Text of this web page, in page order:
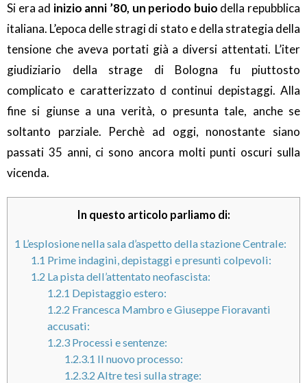
Si era ad inizio anni ’80, un periodo buio della repubblica
italiana. L’epoca delle stragi di stato e della strategia della
tensione che aveva portati già a diversi attentati. L’iter
giudiziario della strage di Bologna fu piuttosto
complicato e caratterizzato d continui depistaggi. Alla
fine si giunse a una verità, o presunta tale, anche se
soltanto parziale. Perchè ad oggi, nonostante siano
passati 35 anni, ci sono ancora molti punti oscuri sulla
vicenda.
In questo articolo parliamo di:
1 L’esplosione nella sala d’aspetto della stazione Centrale:
1.1 Prime indagini, depistaggi e presunti colpevoli:
1.2 La pista dell’attentato neofascista:
1.2.1 Depistaggio estero:
1.2.2 Francesca Mambro e Giuseppe Fioravanti
accusati:
1.2.3 Processi e sentenze:
1.2.3.1 Il nuovo processo:
1.2.3.2 Altre tesi sulla strage: